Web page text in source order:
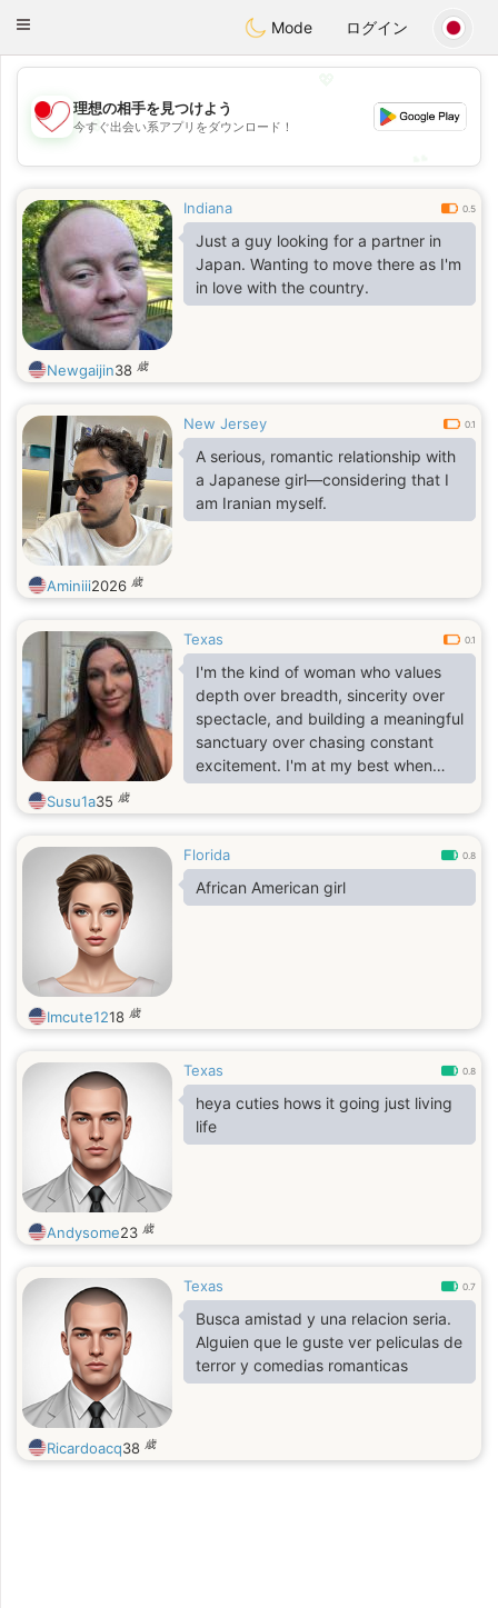
日本Chat
Toggle
Mode ログイン
💖
💕
理想の相手を見つけよう
今すぐ出会い系アプリをダウンロード！
Indiana 0.5
Just a guy looking for a partner in
Japan. Wanting to move there as I'm
in love with the country.
Newgaijin38 歳
New Jersey 0.1
A serious, romantic relationship with
a Japanese girl—considering that I
am Iranian myself.
Aminiii2026 歳
Texas 0.1
I'm the kind of woman who values
depth over breadth, sincerity over
spectacle, and building a meaningful
sanctuary over chasing constant
excitement. I'm at my best when
sharing a life that balances cozy,
private moments with genuine
Susu1a35 歳
Florida 0.8
African American girl
Imcute1218 歳
Texas 0.8
heya cuties hows it going just living
life
Andysome23 歳
Texas 0.7
Busca amistad y una relacion seria.
Alguien que le guste ver peliculas de
terror y comedias romanticas
Ricardoacq38 歳